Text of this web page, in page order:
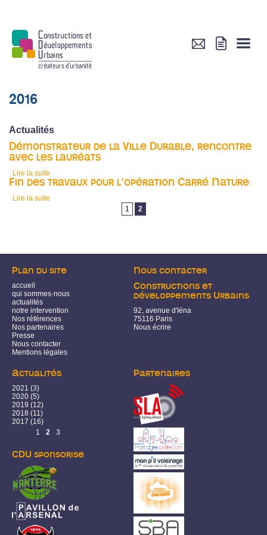
2016
Actualités
Démonstrateur de la Ville Durable, rencontre
avec les lauréats
Lire la suite
Fin des travaux pour l'opération Carré Nature
Lire la suite
1 2
Plan du site
accueil
qui sommes-nous
actualités
notre intervention
Nos références
Nos partenaires
Presse
Nous contacter
Mentions légales
Nous contacter
Constructions et
développements Urbains
92, avenue d'Iéna
75116 Paris
Nous écrire
Actualités
2021 (3)
2020 (5)
2019 (12)
2018 (11)
2017 (16)
Pages1 2 3
CDU sponsorise
Partenaires